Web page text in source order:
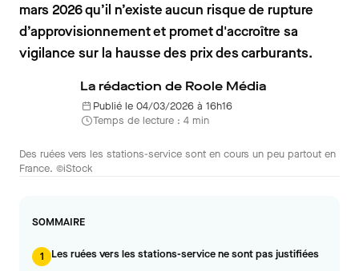
mars 2026 qu’il n’existe aucun risque de rupture
d’approvisionnement et promet d'accroître sa
vigilance sur la hausse des prix des carburants.
La rédaction de Roole Média
Publié le 04/03/2026 à 16h16
Temps de lecture : 4 min
Des ruées vers les stations-service sont en cours un peu partout en
France. ©iStock
SOMMAIRE
1 Les ruées vers les stations-service ne sont pas justifiées